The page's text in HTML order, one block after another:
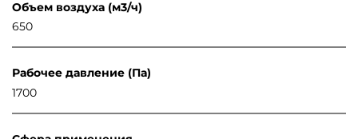
Объем воздуха (м3/ч)
650
Рабочее давление (Па)
1700